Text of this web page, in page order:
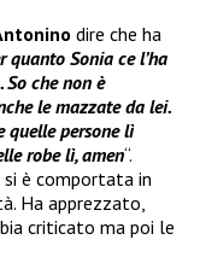
dire che ha
Sonia ce l’ha
che non è
le mazzate da lei.
quelle persone lì
robe lì, amen“.
si è comportata in
Ha apprezzato,
criticato ma poi le